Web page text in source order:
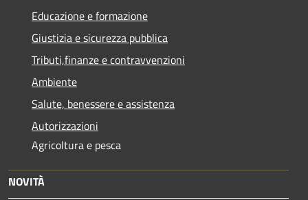
Educazione e formazione
Giustizia e sicurezza pubblica
Tributi,finanze e contravvenzioni
Ambiente
Salute, benessere e assistenza
Autorizzazioni
Agricoltura e pesca
NOVITÀ